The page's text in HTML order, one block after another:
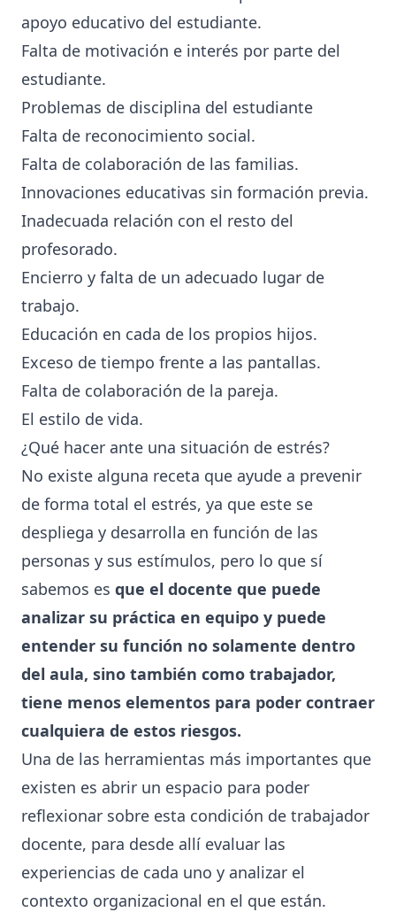
apoyo educativo del estudiante.
Falta de motivación e interés por parte del
estudiante.
Problemas de disciplina del estudiante
Falta de reconocimiento social.
Falta de colaboración de las familias.
Innovaciones educativas sin formación previa.
Inadecuada relación con el resto del
profesorado.
Encierro y falta de un adecuado lugar de
trabajo.
Educación en cada de los propios hijos.
Exceso de tiempo frente a las pantallas.
Falta de colaboración de la pareja.
El estilo de vida.
¿Qué hacer ante una situación de estrés?
No existe alguna receta que ayude a prevenir
de forma total el estrés, ya que este se
despliega y desarrolla en función de las
personas y sus estímulos, pero lo que sí
sabemos es que el docente que puede
analizar su práctica en equipo y puede
entender su función no solamente dentro
del aula, sino también como trabajador,
tiene menos elementos para poder contraer
cualquiera de estos riesgos.
Una de las herramientas más importantes que
existen es abrir un espacio para poder
reflexionar sobre esta condición de trabajador
docente, para desde allí evaluar las
experiencias de cada uno y analizar el
contexto organizacional en el que están.